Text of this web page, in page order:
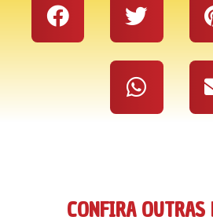
CONFIRA OUTRAS